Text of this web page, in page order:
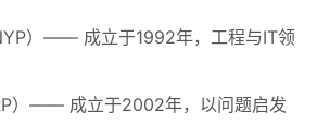
）—— 成立于1992年，工程与IT领
）—— 成立于2002年，以问题启发